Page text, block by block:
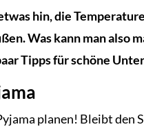
hin, die
Was kann man also
Tipps für schöne
planen! Bleibt den